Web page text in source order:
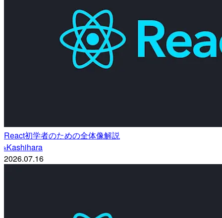
React初学者のための全体像解説
kKashihara
2026.07.16